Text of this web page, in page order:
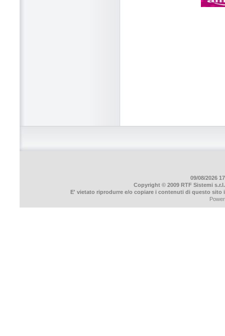
09/08/2026
Copyright © 2009 RTF Sistemi
E' vietato riprodurre e/o copiare i contenuti di questo